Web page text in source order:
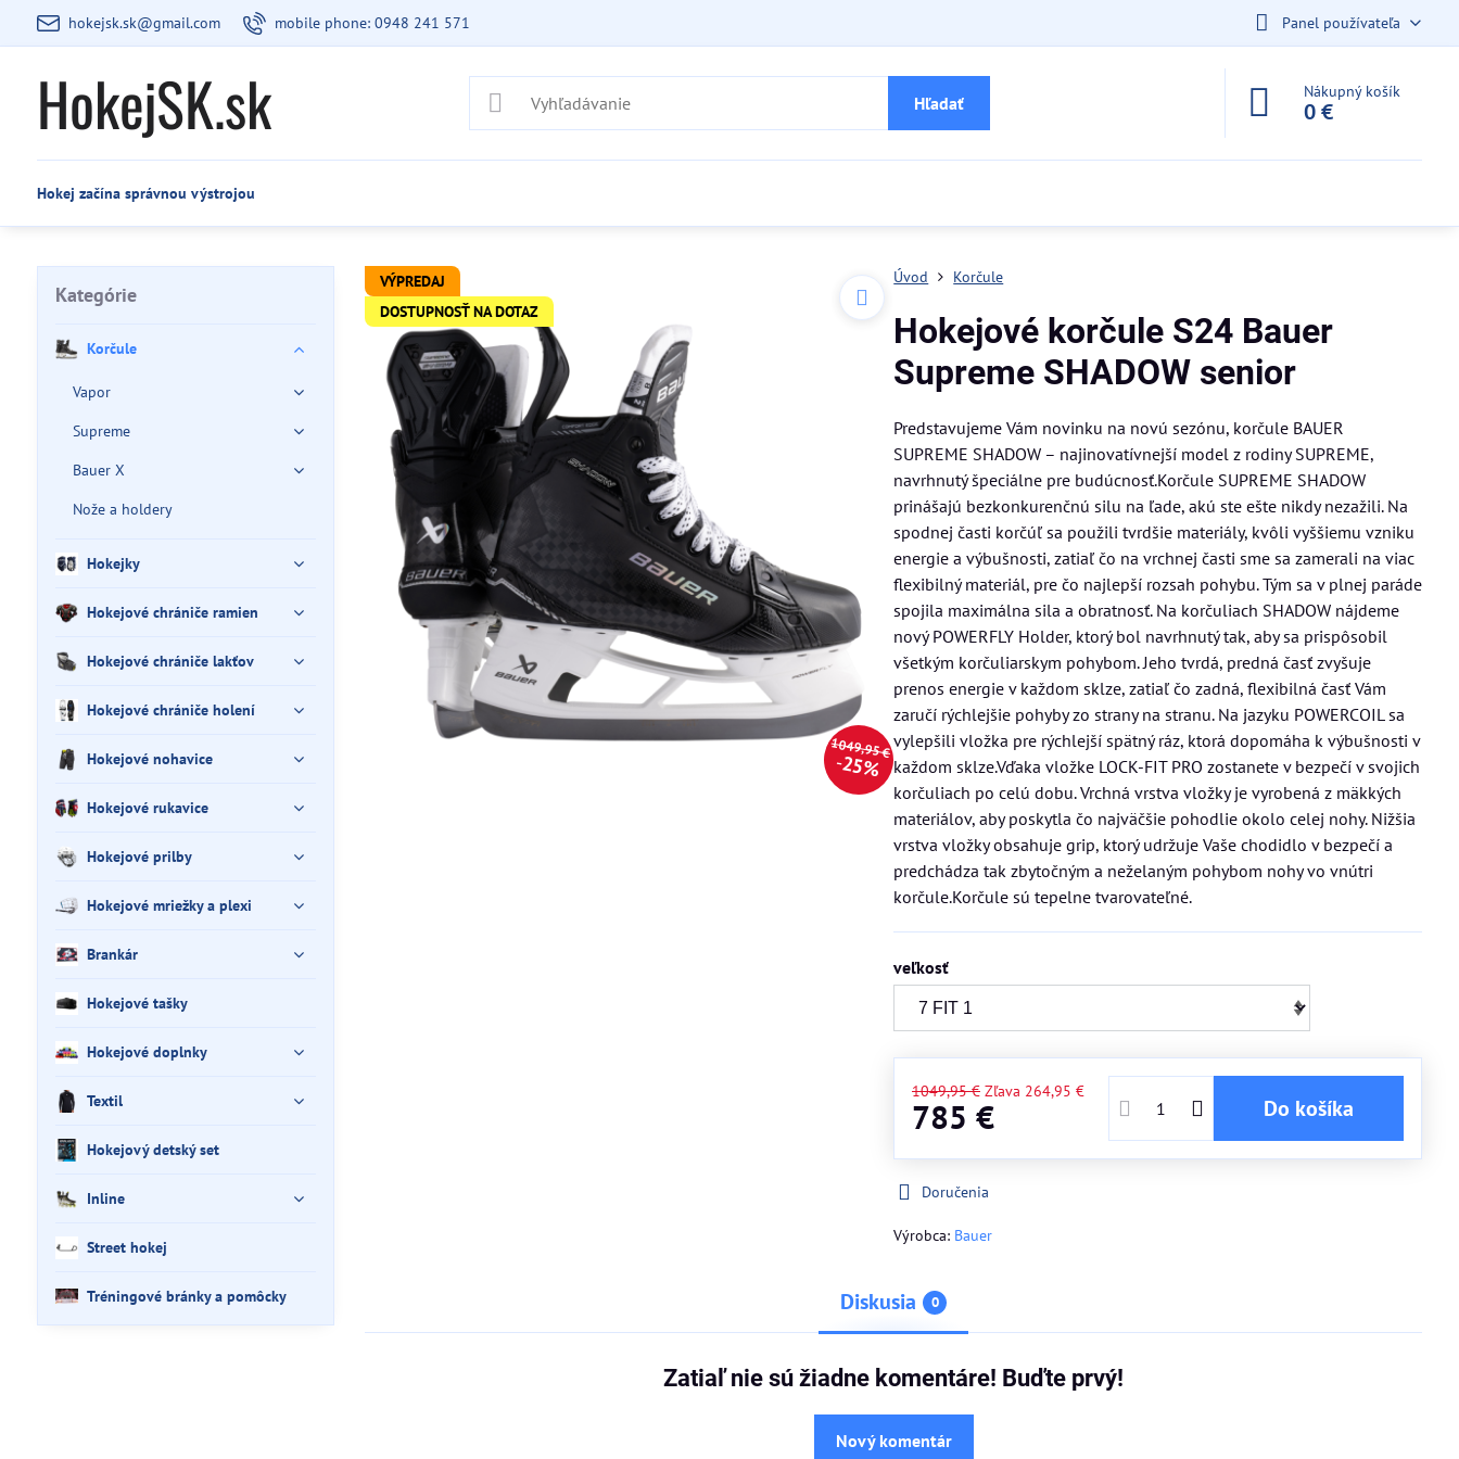
hokejsk.sk@gmail.com mobile phone: 0948 241 571 Panel používateľa
HokejSK.sk Hľadať
Nákupný košík
0 €
Hokej začína správnou výstrojou
VÝPREDAJ
DOSTUPNOSŤ NA DOTAZ
1049,95 €
25%
Úvod Korčule
Hokejové korčule S24 Bauer
Supreme SHADOW senior
Predstavujeme Vám novinku na novú sezónu, korčule BAUER
SUPREME SHADOW – najinovatívnejší model z rodiny SUPREME,
navrhnutý špeciálne pre budúcnosť.Korčule SUPREME SHADOW
prinášajú bezkonkurenčnú silu na ľade, akú ste ešte nikdy nezažili. Na
spodnej časti korčúľ sa použili tvrdšie materiály, kvôli vyššiemu vzniku
energie a výbušnosti, zatiaľ čo na vrchnej časti sme sa zamerali na viac
flexibilný materiál, pre čo najlepší rozsah pohybu. Tým sa v plnej paráde
spojila maximálna sila a obratnosť. Na korčuliach SHADOW nájdeme
nový POWERFLY Holder, ktorý bol navrhnutý tak, aby sa prispôsobil
všetkým korčuliarskym pohybom. Jeho tvrdá, predná časť zvyšuje
prenos energie v každom sklze, zatiaľ čo zadná, flexibilná časť Vám
zaručí rýchlejšie pohyby zo strany na stranu. Na jazyku POWERCOIL sa
vylepšili vložka pre rýchlejší spätný ráz, ktorá dopomáha k výbušnosti v
každom sklze.Vďaka vložke LOCK-FIT PRO zostanete v bezpečí v svojich
korčuliach po celú dobu. Vrchná vrstva vložky je vyrobená z mäkkých
materiálov, aby poskytla čo najväčšie pohodlie okolo celej nohy. Nižšia
vrstva vložky obsahuje grip, ktorý udržuje Vaše chodidlo v bezpečí a
predchádza tak zbytočným a neželaným pohybom nohy vo vnútri
korčule.Korčule sú tepelne tvarovateľné.
veľkosť
1049,95 € Zľava 264,95 €
785 € Do košíka
Doručenia
Výrobca: Bauer
Diskusia 0
Zatiaľ nie sú žiadne komentáre! Buďte prvý!
Nový komentár
Kategórie
Korčule
Vapor
Supreme
Bauer X
Nože a holdery
Hokejky
Hokejové chrániče ramien
Hokejové chrániče lakťov
Hokejové chrániče holení
Hokejové nohavice
Hokejové rukavice
Hokejové prilby
Hokejové mriežky a plexi
Brankár
Hokejové tašky
Hokejové doplnky
Textil
Hokejový detský set
Inline
Street hokej
Tréningové bránky a pomôcky